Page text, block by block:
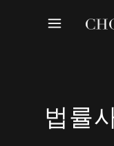
법률